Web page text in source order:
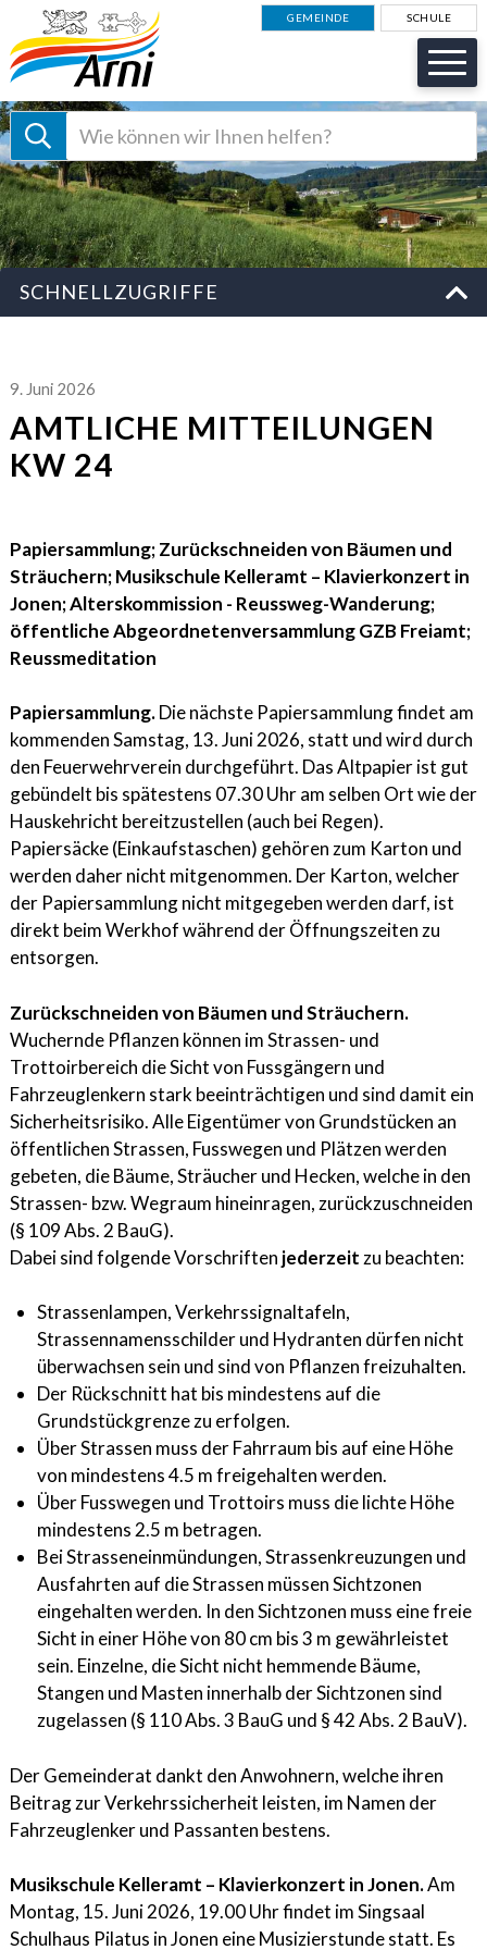
NAVIGIEREN IN GEMEINDE
Schnellnavigation GEMEINDE SCHULE
Suchbegriff
Suche starten
SCHNELLZUGRIFFE
AMTLICHE MITTEILUNGEN
KW 24
9. Juni 2026
Papiersammlung; Zurückschneiden von Bäumen und
Sträuchern; Musikschule Kelleramt – Klavierkonzert in
Jonen; Alterskommission - Reussweg-Wanderung;
öffentliche Abgeordnetenversammlung GZB Freiamt;
Reussmeditation
Papiersammlung.Die nächste Papiersammlung findet am
kommenden Samstag, 13. Juni 2026, statt und wird durch
den Feuerwehrverein durchgeführt. Das Altpapier ist gut
gebündelt bis spätestens 07.30 Uhr am selben Ort wie der
Hauskehricht bereitzustellen (auch bei Regen).
Papiersäcke (Einkaufstaschen) gehören zum Karton und
werden daher nicht mitgenommen. Der Karton, welcher
der Papiersammlung nicht mitgegeben werden darf, ist
direkt beim Werkhof während der Öffnungszeiten zu
entsorgen.
Zurückschneiden von Bäumen und Sträuchern.
Wuchernde Pflanzen können im Strassen- und
Trottoirbereich die Sicht von Fussgängern und
Fahrzeuglenkern stark beeinträchtigen und sind damit ein
Sicherheitsrisiko. Alle Eigentümer von Grundstücken an
öffentlichen Strassen, Fusswegen und Plätzen werden
gebeten, die Bäume, Sträucher und Hecken, welche in den
Strassen- bzw. Wegraum hineinragen, zurückzuschneiden
(§ 109 Abs. 2 BauG).
Dabei sind folgende Vorschriften jederzeit zu beachten:
Strassenlampen, Verkehrssignaltafeln,
Strassennamensschilder und Hydranten dürfen nicht
überwachsen sein und sind von Pflanzen freizuhalten.
Der Rückschnitt hat bis mindestens auf die
Grundstückgrenze zu erfolgen.
Über Strassen muss der Fahrraum bis auf eine Höhe
von mindestens 4.5 m freigehalten werden.
Über Fusswegen und Trottoirs muss die lichte Höhe
mindestens 2.5 m betragen.
Bei Strasseneinmündungen, Strassenkreuzungen und
Ausfahrten auf die Strassen müssen Sichtzonen
eingehalten werden. In den Sichtzonen muss eine freie
Sicht in einer Höhe von 80 cm bis 3 m gewährleistet
sein. Einzelne, die Sicht nicht hemmen­de Bäume,
Stangen und Masten innerhalb der Sichtzonen sind
zugelassen (§ 110 Abs. 3 BauG und § 42 Abs. 2 BauV).
Der Gemeinderat dankt den Anwohnern, welche ihren
Beitrag zur Verkehrssicherheit leisten, im Namen der
Fahrzeuglenker und Passanten bestens.
Musikschule Kelleramt – Klavierkonzert in Jonen.Am
Montag, 15. Juni 2026, 19.00 Uhr findet im Singsaal
Schulhaus Pilatus in Jonen eine Musizierstunde statt. Es